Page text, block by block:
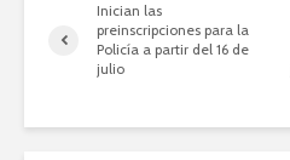
Inician las
preinscripciones para la
Policía a partir del 16 de
julio